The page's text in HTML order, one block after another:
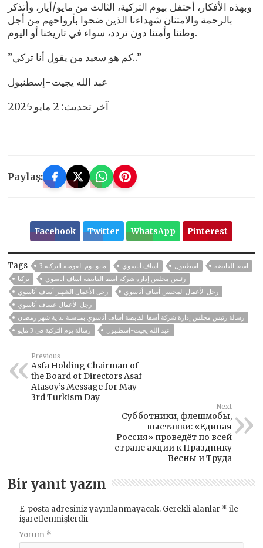
وبهذه الأفكار، أحتفل بيوم التركية، الثالث من مايو/أيار، وأتذكر
بالرحمة والامتنان شهداءنا الذين ضحوا بأرواحهم من أجل
وطننا وأمتنا دون تردد، سواء في تاريخنا أو اليوم.
”كم هو سعيد من يقول أنا تركي..”
عبد الله يجيت-إسطنبول
آخر تحديث: 2 مايو 2025
Paylaş:
Facebook Twitter WhatsApp Pinterest
Tags 3 مايو يوم القومية التركية أساف أتاسوي اسطنبول
اسفا القابضة
تركيا
رئيس مجلس إدارة شركة أسفا القابضة أساف أتاسوي
رجل الأعمال الشهير أساف أتاسوي
رجل الأعمال المحسن أساف أتاسوي
رجل الأعمال عساف أتاسوي
رسالة رئيس مجلس إدارة شركة أسفا القابضة أساف أتاسوي بمناسبة بداية شهر رمضان
رسالة يوم التركية في 3 مايو
عبد الله يجيت-إسطنبول
Previous
Asfa Holding Chairman of
the Board of Directors Asaf
Atasoy’s Message for May
3rd Turkism Day
Next
Субботники, флешмобы,
выставки: «Единая
Россия» проведёт по всей
стране акции к Празднику
Весны и Труда
Bir yanıt yazın
E-posta adresiniz yayınlanmayacak. Gerekli alanlar * ile
işaretlenmişlerdir
Yorum *